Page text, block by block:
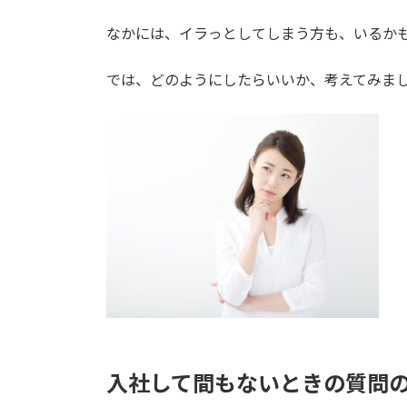
なかには、イラっとしてしまう方も、いるか
では、どのようにしたらいいか、考えてみまし
入社して間もないときの質問